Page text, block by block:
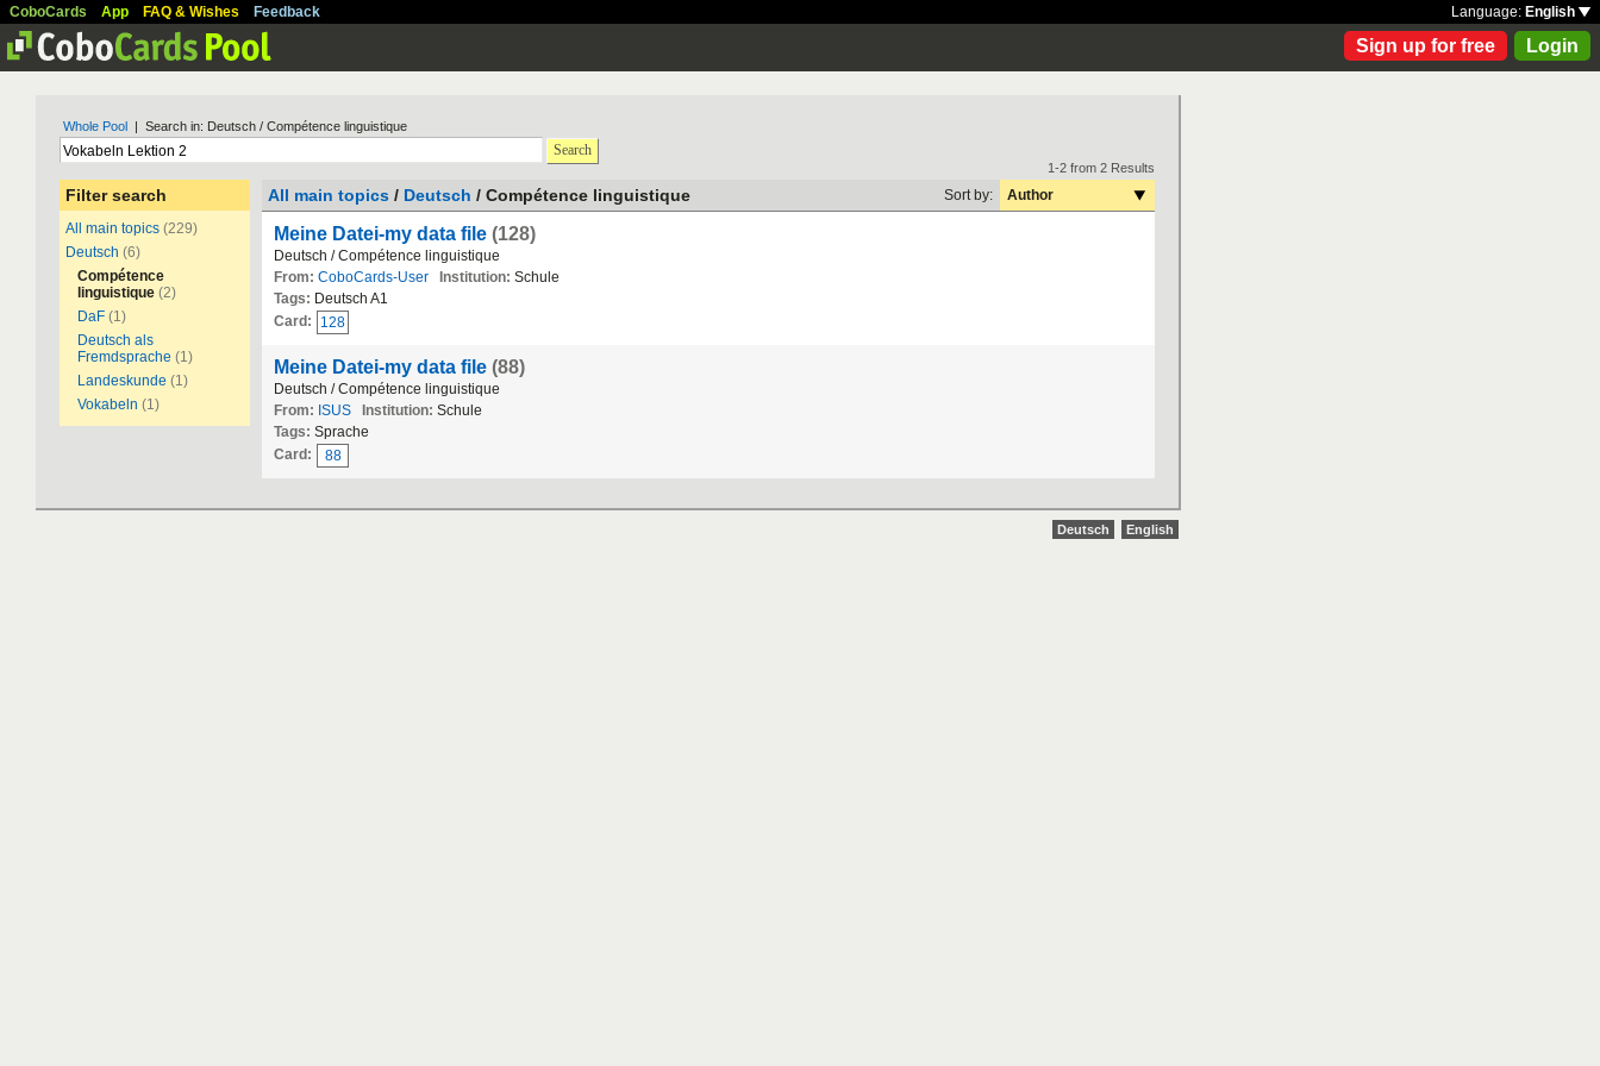
CoboCards App FAQ & Wishes Feedback Language: English
Sign up for free Login
Whole Pool | Search in: Deutsch / Compétence linguistique
Search
Filter search
All main topics (229)
Deutsch (6)
Compétence
linguistique (2)
DaF (1)
Deutsch als
Fremdsprache (1)
Landeskunde (1)
Vokabeln (1)
1-2 from 2 Results
All main topics / Deutsch / Compétence linguistique Sort by: Author
Meine Datei-my data file (128)
Deutsch / Compétence linguistique
From: CoboCards-User Institution: Schule
Tags: Deutsch A1
Card:
128
Meine Datei-my data file (88)
Deutsch / Compétence linguistique
From: ISUS Institution: Schule
Tags: Sprache
Card:
88
Deutsch English